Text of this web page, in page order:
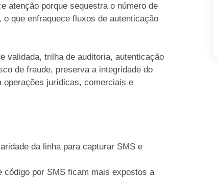
atenção porque sequestra o número de
que enfraquece fluxos de autenticação
validada, trilha de auditoria, autenticação
de fraude, preserva a integridade do
operações jurídicas, comerciais e
da linha para capturar SMS e
código por SMS ficam mais expostos a